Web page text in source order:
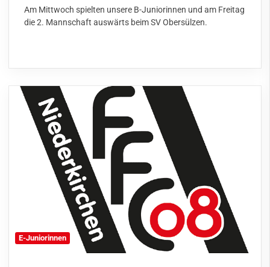
Am Mittwoch spielten unsere B-Juniorinnen und am Freitag
die 2. Mannschaft auswärts beim SV Obersülzen.
E-Juniorinnen